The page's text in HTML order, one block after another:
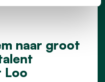
naar groot
Loo